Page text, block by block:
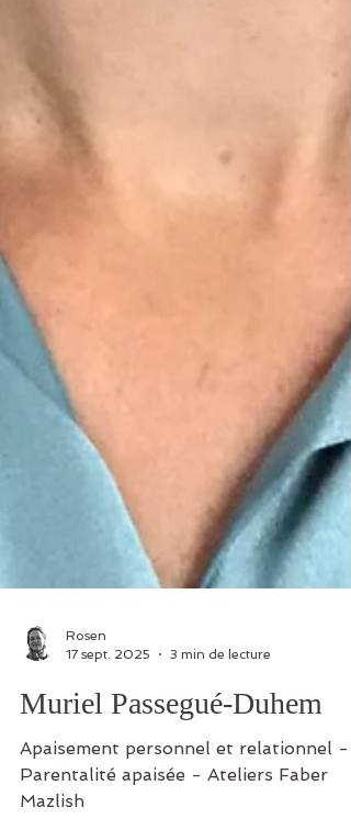
Rosen
Muriel Passegué-Duhem
Apaisement personnel et relationnel -
Parentalité apaisée - Ateliers Faber